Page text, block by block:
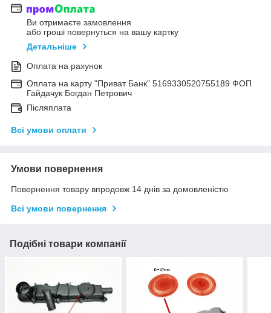
Ви отримаєте замовлення
або гроші повернуться на вашу картку
Детальніше
Оплата на рахунок
Оплата на карту "Приват Банк" 5169330520755189 ФОП
Гайдачук Богдан Петрович
Післяплата
Всі умови оплати
Умови повернення
Повернення товару впродовж 14 днів за домовленістю
Всі умови повернення
Подібні товари компанії